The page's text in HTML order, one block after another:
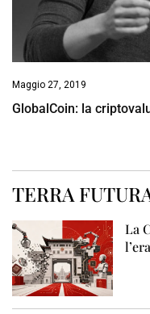
Maggio 27, 2019
GlobalCoin: la
TERRA
La